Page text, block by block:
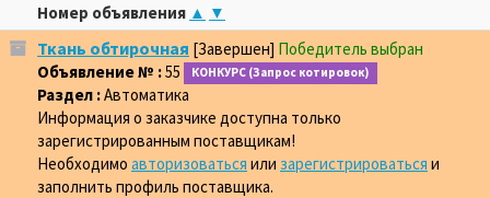
Номер объявления ▲ ▼
Ткань обтирочная [Завершен] Победитель выбран
Объявление № :55 КОНКУРС (Запрос котировок)
Раздел :Автоматика
Информация о заказчике доступна только
зарегистрированным поставщикам!
Необходимо авторизоваться или зарегистрироваться и
заполнить профиль поставщика.